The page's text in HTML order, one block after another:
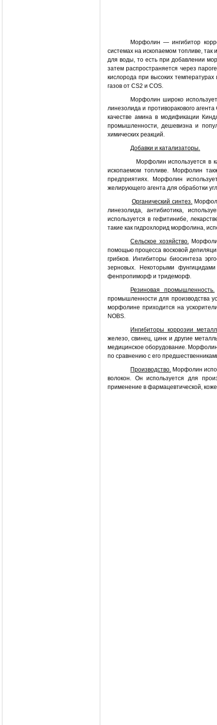
Морфолин — ингибитор
системах на ископаемом топливе, так
для воды, то есть при добавлении
затем распространяется через
кислорода при высоких
газов от CS2 и COS.
Морфолин широко
линезолида и противоракового
качестве амина в модификации
промышленности, дешевизна и
химических реакций.
Добавки и катализаторы.
Морфолин используется в
ископаемом топливе. Морфолин
предприятиях. Морфолин
желирующего агента для обработки
Органический синтез.
линезолида, антибиотика,
используется в гефитинибе,
такие как гидрохлорид морфолина,
Сельское хозяйство.
помощью процесса восковой
грибков. Ингибиторы биосинтеза
зерновых. Некоторыми
фенпропиморф и тридеморф.
Резиновая промышленность.
промышленности для производства
морфолине приходится на
NOBS
Ингибиторы коррозии
железо, свинец, цинк и другие
медицинское оборудование.
по сравнению с его
Производство. Морфолин
волокон. Он используется для
применение в фармацевтической,